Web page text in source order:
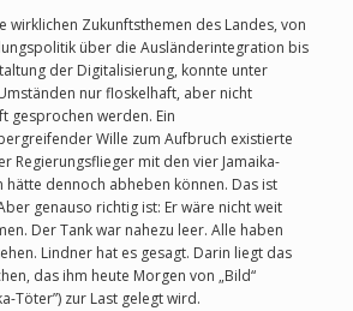
wirklichen Zukunftsthemen des Landes, von
über die Ausländerintegration bis
der Digitalisierung, konnte unter
nur floskelhaft, aber nicht
gesprochen werden. Ein
Wille zum Aufbruch existierte
Regierungsflieger mit den vier Jamaika-
hätte dennoch abheben können. Das ist
genauso richtig ist: Er wäre nicht weit
Der Tank war nahezu leer. Alle haben
Lindner hat es gesagt. Darin liegt das
das ihm heute Morgen von „Bild“
Töter”) zur Last gelegt wird.